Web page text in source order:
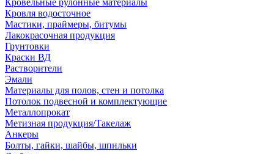
Кровельные рулонные материалы
Кровля водосточное
Мастики, праймеры, битумы
Лакокрасочная продукция
Грунтовки
Краски ВД
Растворители
Эмали
Материалы для полов, стен и потолка
Потолок подвесной и комплектующие
Металлопрокат
Метизная продукция/Такелаж
Анкеры
Болты, гайки, шайбы, шпильки